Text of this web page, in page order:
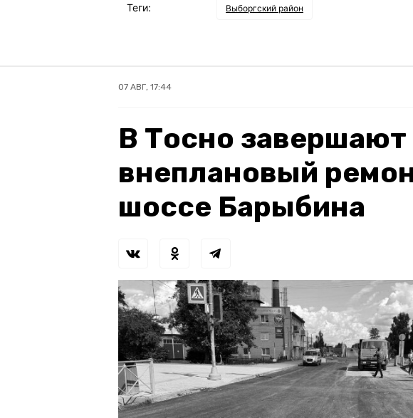
Теги: Выборгский район
07 АВГ, 17:44
В Тосно завершают
внеплановый
шоссе Барыбина